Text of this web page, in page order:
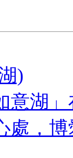
)
意湖
處，